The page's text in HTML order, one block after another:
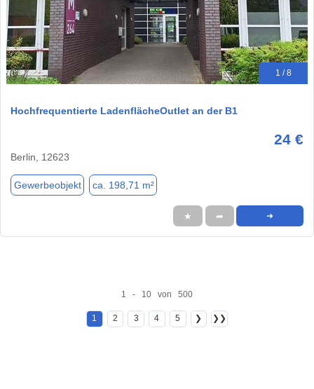
1 / 8
Hochfrequentierte LadenflächeOutlet an der B1
24 €
Berlin, 12623
Gewerbeobjekt ca. 198,71 m²
★ ➦ ➜
1 - 10 von 500
1 2 3 4 5 ❯ ❯❯